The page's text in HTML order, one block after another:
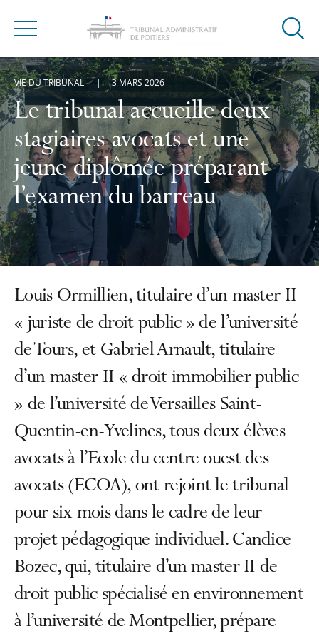
Menu
Ouvrir
de
Le tribunal accueille deux
stagiaires avocats et une
jeune diplômée préparant
l’examen du barreau
VIE DU TRIBUNAL 3 MARS 2026
Louis Ormillien, titulaire d’un master II
« juriste de droit public » de l’université
de Tours, et Gabriel Arnault, titulaire
d’un master II « droit immobilier public
» de l’université de Versailles Saint-
Quentin-en-Yvelines, tous deux élèves
avocats à l’Ecole du centre ouest des
avocats (ECOA), ont rejoint le tribunal
pour six mois dans le cadre de leur
projet pédagogique individuel. Candice
Bozec, qui, titulaire d’un master II de
droit public spécialisé en environnement
à l’université de Montpellier, prépare